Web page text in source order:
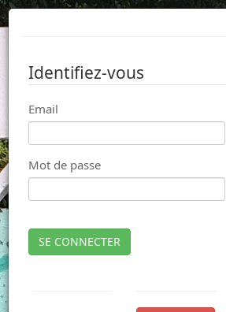
Identifiez-vous
Email
Mot de passe
SE CONNECTER